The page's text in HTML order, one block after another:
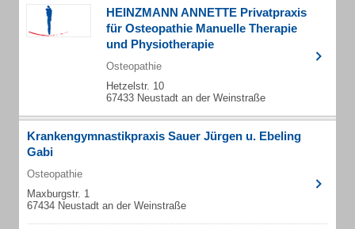
HEINZMANN ANNETTE Privatpraxis
für Osteopathie Manuelle Therapie
und Physiotherapie
Osteopathie
Hetzelstr. 10
67433 Neustadt an der Weinstraße
Krankengymnastikpraxis Sauer Jürgen u. Ebeling
Gabi
Osteopathie
Maxburgstr. 1
67434 Neustadt an der Weinstraße